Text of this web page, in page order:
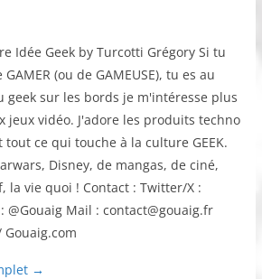
Idée Geek by Turcotti Grégory Si tu
(ou de GAMEUSE), tu es au
geek sur les bords je m'intéresse plus
jeux vidéo. J'adore les produits techno
ce qui touche à la culture GEEK.
Disney, de mangas, de ciné,
la vie quoi ! Contact : Twitter/X :
@Gouaig Mail : contact@gouaig.fr
→